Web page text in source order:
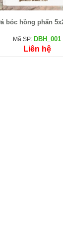
bóc hồng phấn
Mã SP: DBH_001
Liên hệ